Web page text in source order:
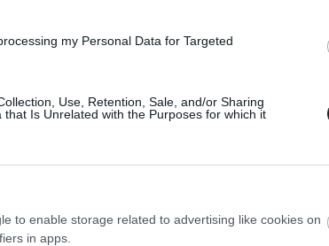
my Personal Data for Targeted
Use, Retention, Sale, and/or Sharing
that Is Unrelated with the Purposes for which it
to enable storage related to advertising like cookies on
in apps.
felidézik kedvenc momentumaikat,
szökőkút előtt válaszolnak meg
volumenű hatást kelt a film: a sorozat
erejéig, egyes jelenetekhez egy kisebb
a sorozat kapcsán, akik akkoriban (vagy